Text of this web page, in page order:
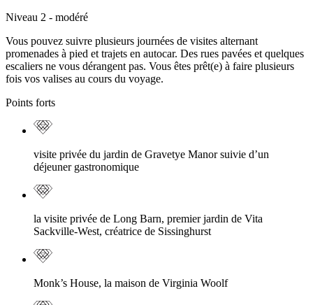
Niveau 2 - modéré
Vous pouvez suivre plusieurs journées de visites alternant
promenades à pied et trajets en autocar. Des rues pavées et quelques
escaliers ne vous dérangent pas. Vous êtes prêt(e) à faire plusieurs
fois vos valises au cours du voyage.
Points forts
visite privée du jardin de Gravetye Manor suivie d’un
déjeuner gastronomique
la visite privée de Long Barn, premier jardin de Vita
Sackville-West, créatrice de Sissinghurst
Monk’s House, la maison de Virginia Woolf